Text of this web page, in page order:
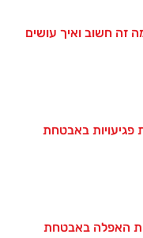
זה חשוב ואיך עושים
פגיעויות באבטחת
האפלה באבטחת